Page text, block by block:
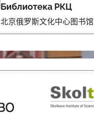
Библиотека РКЦ
北京俄罗斯文化中心图书馆